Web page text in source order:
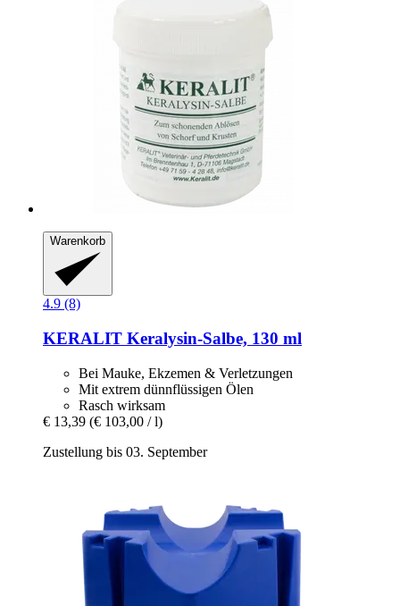
Warenkorb
4.9 (8)
KERALIT Keralysin-​Salbe, 130 ml
Bei Mauke, Ekzemen & Verletzungen
Mit extrem dünnflüssigen Ölen
Rasch wirksam
€ 13,39 (€ 103,00 / l)
Zustellung bis 03. September